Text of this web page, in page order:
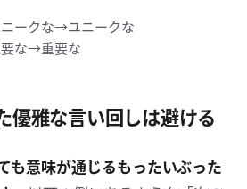
ークな→ユニークな
な→重要な
優雅な言い回しは避ける
も意味が通じるもったいぶった